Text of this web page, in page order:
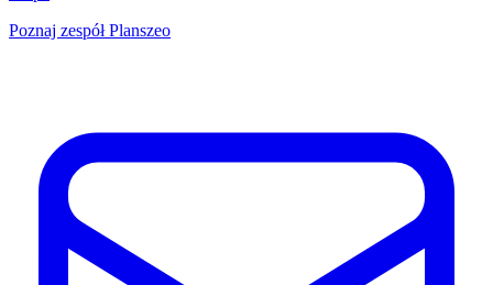
Poznaj zespół Planszeo